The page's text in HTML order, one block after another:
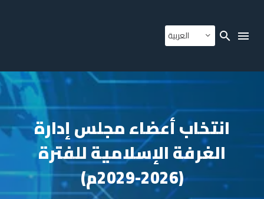
العربية
انتخاب أعضاء مجلس إدارة
الغرفة الإسلامية للفترة
(2026-2029م)